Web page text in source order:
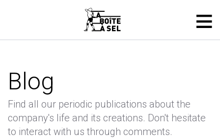
Blog
Find all our periodic publications about the
company's life and its creations. Don't hesitate
to interact with us through comments.